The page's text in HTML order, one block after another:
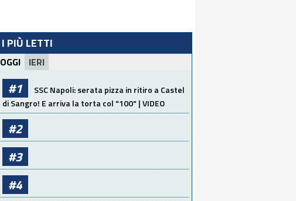
I PIÙ LETTI
OGGI IERI
#1
SSC Napoli: serata pizza in ritiro a Castel
di Sangro! E arriva la torta col "100" | VIDEO
#2
#3
#4